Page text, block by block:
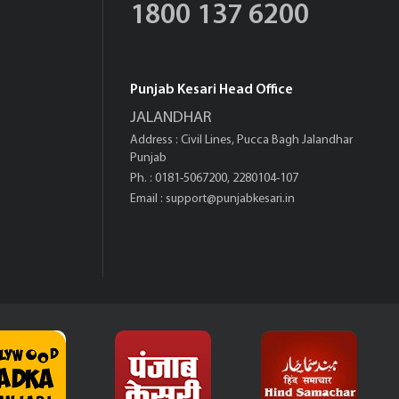
1800 137 6200
Punjab Kesari Head Office
JALANDHAR
Address : Civil Lines, Pucca Bagh Jalandhar
Punjab
Ph. : 0181-5067200, 2280104-107
Email : support@punjabkesari.in